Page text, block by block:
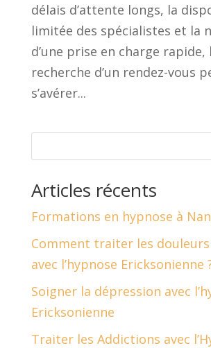
délais d’attente longs, la
limitée des spécialistes et la
d’une prise en charge rapide,
recherche d’un rendez-vous
s’avérer...
Articles récents
Formations en hypnose à
Comment traiter les
avec l’hypnose Ericksonienne
Soigner la dépression avec
Ericksonienne
Traiter les Addictions avec